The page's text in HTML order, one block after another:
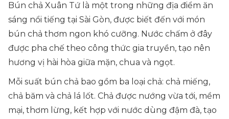
Bún chả Xuân Tứ là một trong những địa điểm ăn
sáng nổi tiếng tại Sài Gòn, được biết đến với món
bún chả thơm ngon khó cưỡng. Nước chấm ở đây
được pha chế theo công thức gia truyền, tạo nên
hương vị hài hòa giữa mặn, chua và ngọt.
Mỗi suất bún chả bao gồm ba loại chả: chả miếng,
chả băm và chả lá lốt. Chả được nướng vừa tới, mềm
mại, thơm lừng, kết hợp với nước dùng đậm đà, tạo